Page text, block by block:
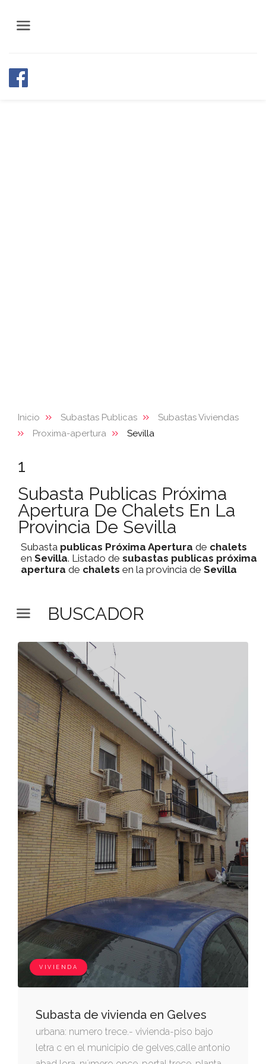
Inicio Subastas Publicas
Subastas Viviendas
Proxima-apertura
Sevilla
1
Subasta Publicas Próxima
Apertura De Chalets En La
Provincia De Sevilla
Subasta publicas Próxima Apertura de chalets
en Sevilla. Listado de subastas publicas próxima
apertura de chalets en la provincia de Sevilla
BUSCADOR
VIVIENDA
Subasta de vivienda en Gelves
urbana: numero trece.- vivienda-piso bajo
letra c en el municipio de gelves,calle antonio